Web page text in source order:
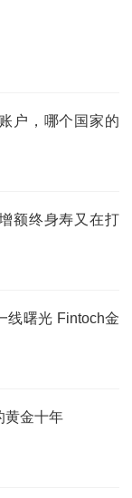
户，哪个国家的
额终身寿又在打
线曙光 Fintoch金
黄金十年